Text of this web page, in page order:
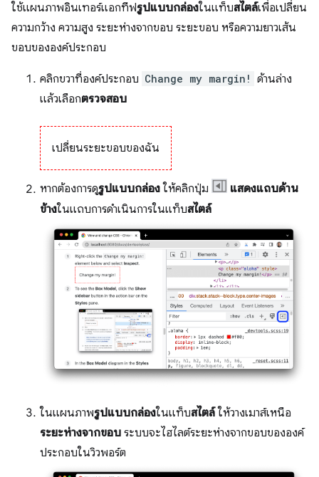
ใช้แผนภาพอินเทอร์แอกทีฟรูปแบบกล่องในแท็บสไตล์เพื่อเปลี่ยน
ความกว้าง ความสูง ระยะห่างจากขอบ ระยะขอบ หรือความยาวเส้น
ขอบขององค์ประกอบ
คลิกขวาที่องค์ประกอบ Change my margin! ด้านล่าง
แล้วเลือกตรวจสอบ
เปลี่ยนระยะขอบของฉัน
หากต้องการดูรูปแบบกล่อง ให้คลิกปุ่ม
แสดงแถบด้าน
ข้างในแถบการดำเนินการในแท็บสไตล์
ในแผนภาพรูปแบบกล่องในแท็บสไตล์ให้วางเมาส์เหนือ
ระยะห่างจากขอบ ระบบจะไฮไลต์ระยะห่างจากขอบขององค์
ประกอบในวิวพอร์ต